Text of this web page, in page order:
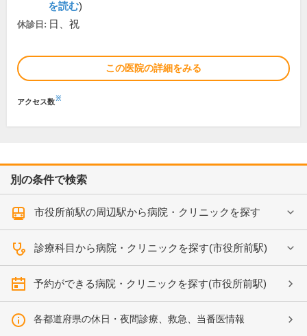
を読む)
休診日: 日、祝
この医院の詳細をみる
アクセス数※
別の条件で検索
市役所前駅の周辺駅から病院・クリニックを探す
診療科目から病院・クリニックを探す(市役所前駅)
予約ができる病院・クリニックを探す(市役所前駅)
各都道府県の休日・夜間診療、救急、当番医情報